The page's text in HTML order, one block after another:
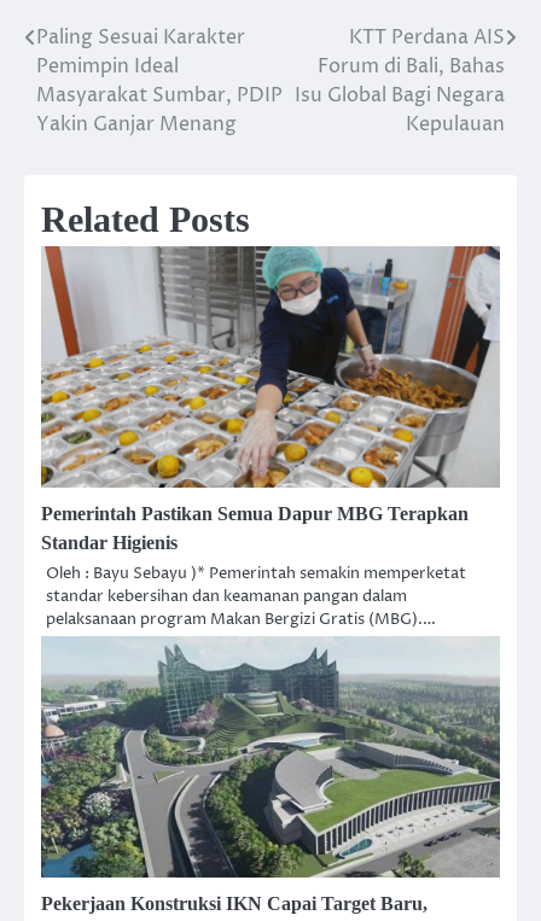
Post
navigation
Paling Sesuai Karakter
Pemimpin Ideal
Masyarakat Sumbar, PDIP
Yakin Ganjar Menang
KTT Perdana AIS
Forum di Bali, Bahas
Isu Global Bagi Negara
Kepulauan
Related Posts
Pemerintah Pastikan Semua Dapur MBG Terapkan
Standar Higienis
Oleh : Bayu Sebayu )* Pemerintah semakin memperketat
standar kebersihan dan keamanan pangan dalam
pelaksanaan program Makan Bergizi Gratis (MBG).…
Pekerjaan Konstruksi IKN Capai Target Baru,